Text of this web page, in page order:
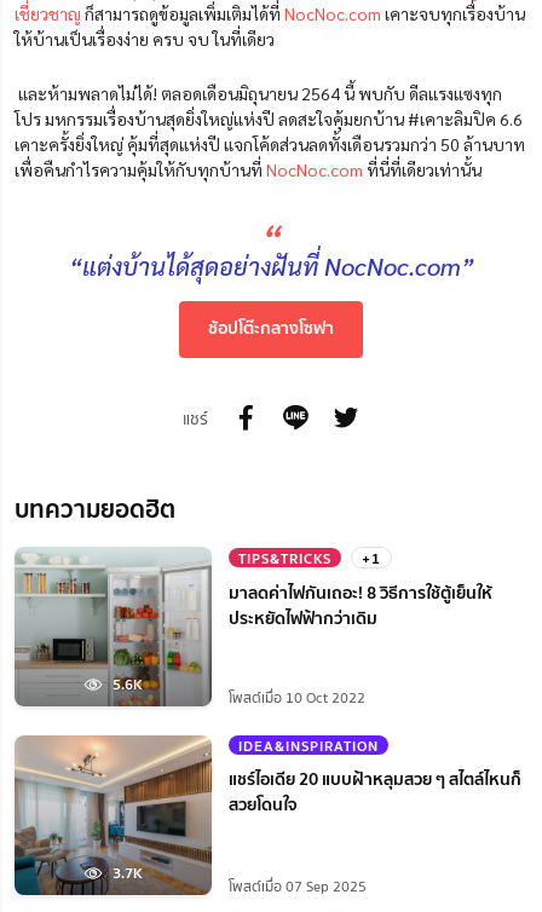
เชี่ยวชาญ ก็สามารถดูข้อมูลเพิ่มเติมได้ที่ NocNoc.com เคาะจบทุกเรื่องบ้าน
ให้บ้านเป็นเรื่องง่าย ครบ จบ ในที่เดียว
และห้ามพลาดไม่ได้! ตลอดเดือนมิถุนายน 2564 นี้ พบกับ ดีลแรงแซงทุก
โปรมหกรรมเรื่องบ้านสุดยิ่งใหญ่แห่งปี ลดสะใจคุ้มยกบ้าน #เคาะลิมปิค 6.6
เคาะครั้งยิ่งใหญ่ คุ้มที่สุดแห่งปี แจกโค้ดส่วนลดทั้งเดือนรวมกว่า 50 ล้านบาท
เพื่อคืนกำไรความคุ้มให้กับทุกบ้านที่ NocNoc.com ที่นี่ที่เดียวเท่านั้น
“
“แต่งบ้านได้สุดอย่างฝันที่ NocNoc.com”
ช้อปโต๊ะกลางโซฟา
แชร์
บทความยอดฮิต
5.6K
TIPS&TRICKS +1
มาลดค่าไฟกันเถอะ! 8 วิธีการใช้ตู้เย็นให้
ประหยัดไฟฟ้ากว่าเดิม
โพสต์เมื่อ 10 Oct 2022
3.7K
IDEA&INSPIRATION
แชร์ไอเดีย 20 แบบฝ้าหลุมสวย ๆ สไตล์ไหนก็
สวยโดนใจ
โพสต์เมื่อ 07 Sep 2025